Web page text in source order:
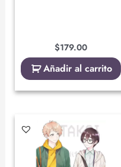
$179.00
Añadir al carrito